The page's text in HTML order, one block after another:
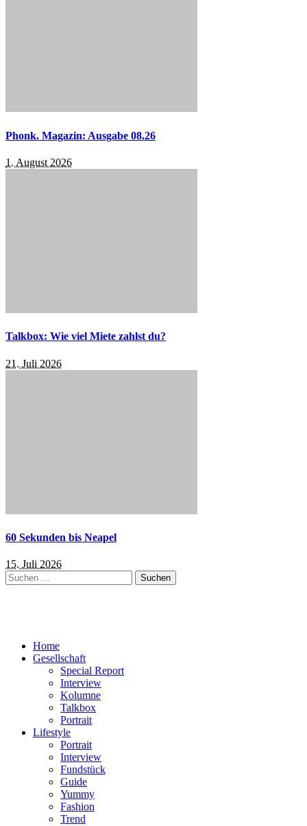
Phonk. Magazin: Ausgabe 08.26
1. August 2026
Talkbox: Wie viel Miete zahlst du?
21. Juli 2026
60 Sekunden bis Neapel
15. Juli 2026
Suchen
nach:
Home
Gesellschaft
Special Report
Interview
Kolumne
Talkbox
Portrait
Lifestyle
Portrait
Interview
Fundstück
Guide
Yummy
Fashion
Trend